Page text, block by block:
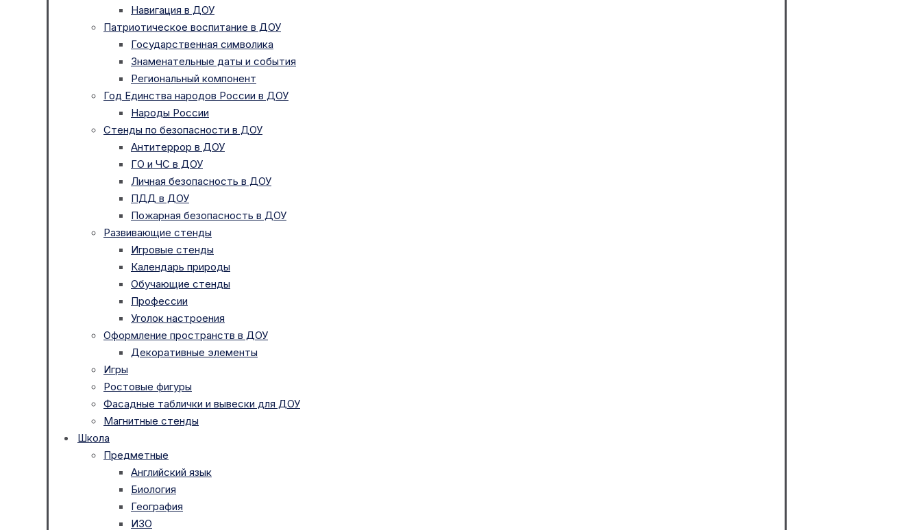
Навигация в ДОУ
Патриотическое воспитание в ДОУ
Государственная символика
Знаменательные даты и события
Региональный компонент
Год Единства народов России в ДОУ
Народы России
Стенды по безопасности в ДОУ
Антитеррор в ДОУ
ГО и ЧС в ДОУ
Личная безопасность в ДОУ
ПДД в ДОУ
Пожарная безопасность в ДОУ
Развивающие стенды
Игровые стенды
Календарь природы
Обучающие стенды
Профессии
Уголок настроения
Оформление пространств в ДОУ
Декоративные элементы
Игры
Ростовые фигуры
Фасадные таблички и вывески для ДОУ
Магнитные стенды
Школа
Предметные
Английский язык
Биология
География
ИЗО